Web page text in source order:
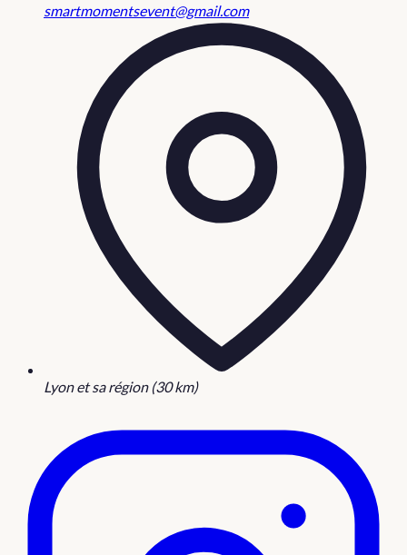
smartmomentsevent@gmail.com
Lyon et sa région (30 km)